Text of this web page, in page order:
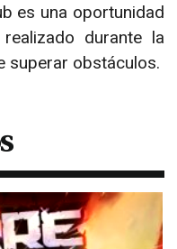
es una oportunidad
durante la
superar obstáculos.